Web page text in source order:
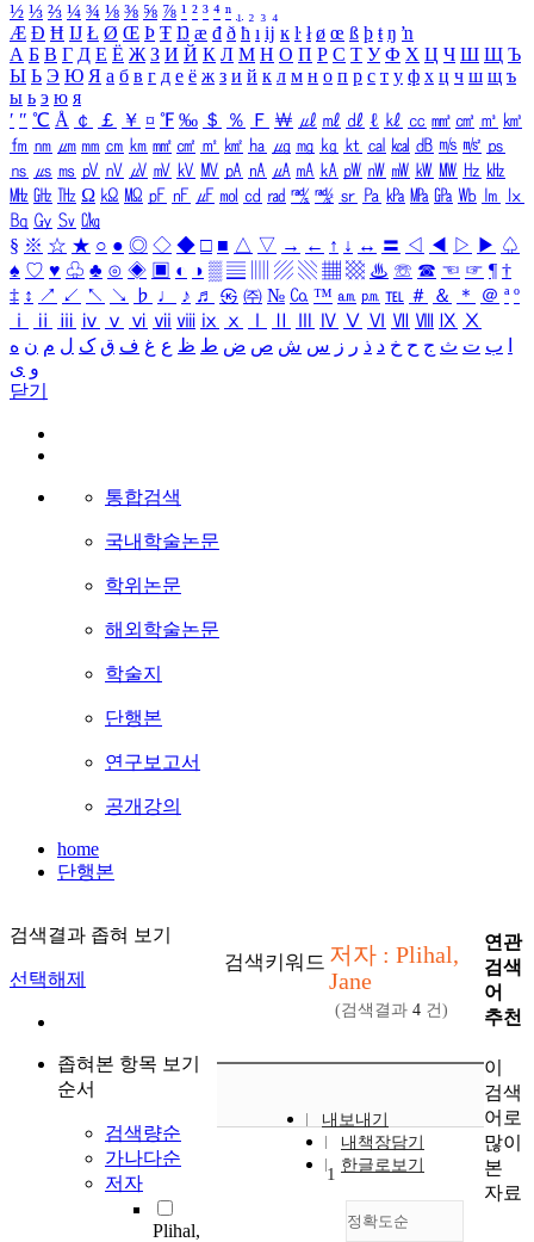
½ ⅓ ⅔ ¼ ¾ ⅛ ⅜ ⅝ ⅞ ¹ ² ³ ⁴ ⁿ ₁ ₂ ₃ ₄
Æ Ð Ħ Ĳ Ł Ø Œ Þ Ŧ Ŋ æ đ ð ħ ı ĳ ĸ ŀ ł ø œ ß þ ŧ ŋ ŉ
А Б В Г Д Е Ё Ж З И Й К Л М Н О П Р С Т У Ф Х Ц Ч Ш Щ Ъ
Ы Ь Э Ю Я а б в г д е ё ж з и й к л м н о п р с т у ф х ц ч ш щ ъ
ы ь э ю я
′ ″ ℃ Å ￠ ￡ ￥ ¤ ℉ ‰ ＄ ％ Ｆ ￦ ㎕ ㎖ ㎗ ℓ ㎘ ㏄ ㎣ ㎤ ㎥ ㎦
㎙ ㎚ ㎛ ㎜ ㎝ ㎞ ㎟ ㎠ ㎡ ㎢ ㏊ ㎍ ㎎ ㎏ ㏏ ㎈ ㎉ ㏈ ㎧ ㎨ ㎰
㎱ ㎲ ㎳ ㎴ ㎵ ㎶ ㎷ ㎸ ㎹ ㎀ ㎁ ㎂ ㎃ ㎄ ㎺ ㎻ ㎽ ㎾ ㎿ ㎐ ㎑
㎒ ㎓ ㎔ Ω ㏀ ㏁ ㎊ ㎋ ㎌ ㏖ ㏅ ㎭ ㎮ ㎯ ㏛ ㎩ ㎪ ㎫ ㎬ ㏝ ㏐
㏓
㏃ ㏉ ㏜ ㏆
§ ※ ☆ ★ ○ ● ◎ ◇ ◆ □ ■ △ ▽ → ← ↑ ↓ ↔ 〓 ◁ ◀ ▷ ▶ ♤
♠ ♡ ♥ ♧ ♣ ⊙ ◈ ▣ ◐ ◑ ▒ ▤ ▨ ▧ ▦ ▩ ♨ ☏ ☎ ☜ ☞ ¶ †
‡ ↕ ↗ ↙ ↖ ↘ ♭ ♩ ♪ ♬ ㉿ ㈜ № ㏇ ™ ㏂ ㏘ ℡ ＃ ＆ ＊ ＠ ª º
ⅰ
ⅱ ⅲ ⅳ ⅴ ⅵ ⅶ ⅷ ⅸ ⅹ Ⅳ Ⅴ Ⅵ Ⅶ Ⅷ Ⅸ Ⅹ
ب ت ث ج ح خ د ذ ر ز س ش ص ض ط ظ ع غ ف ق ک ل م ن ه
و ی
닫기
통합검색
국내학술논문
학위논문
해외학술논문
학술지
단행본
연구보고서
공개강의
home
단행본
검색결과 좁혀 보기
선택해제
좁혀본 항목 보기
순서
검색량순
가나다순
저자
Plihal,
검색키워드 저자 : Plihal,
Jane
(검색결과 4 건)
내보내기
내책장담기
한글로보기
정확도순
1
연관
검색
어
추천
이
검색
어로
많이
본
자료